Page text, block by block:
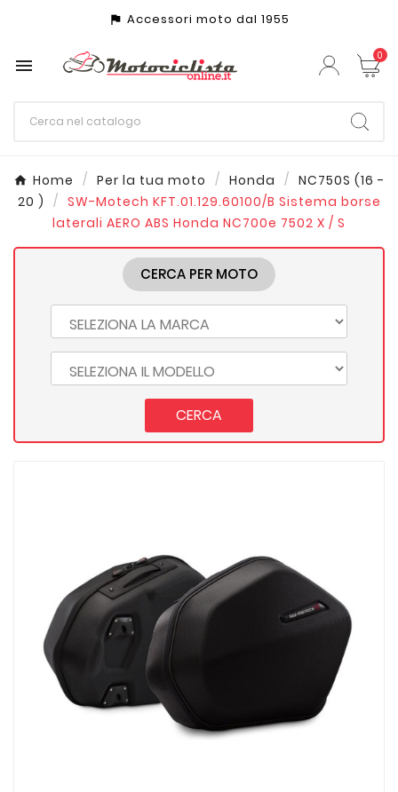
assistant_photo Accessori moto dal 1955
 0
Home Per la tua moto Honda
NC750S (16 -
20 )
SW-Motech KFT.01.129.60100/B Sistema borse
laterali AERO ABS Honda NC700e 7502 X / S
CERCA PER MOTO
CERCA